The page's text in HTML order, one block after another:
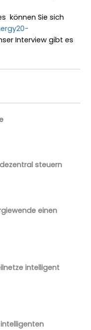
können Sie sich
Interview gibt es
dezentral steuern
einen
intelligent